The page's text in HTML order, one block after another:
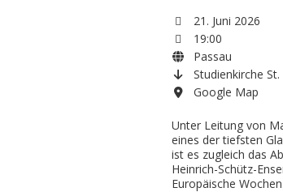
21. Juni 2026
19:00
Passau
Studienkirche
Google Map
Unter Leitung von
eines der tiefsten
ist es zugleich das
Heinrich-Schütz-
Europäische